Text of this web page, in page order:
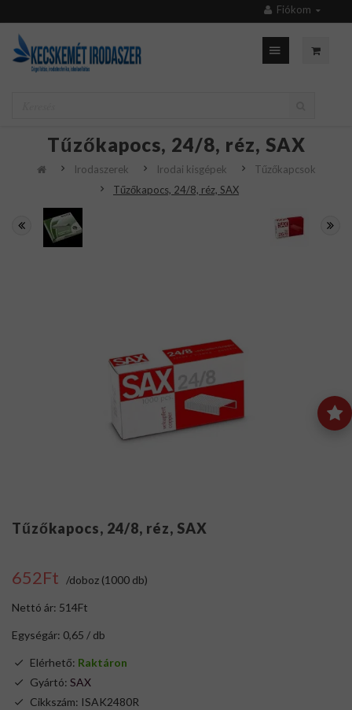
Fiókom
Tűzőkapocs, 24/8, réz, SAX
Irodaszerek Irodai kisgépek
Tűzőkapcsok
Tűzőkapocs, 24/8, réz, SAX
Tűzőkapocs, 24/8, réz, SAX
652Ft /doboz (1000 db)
Nettó ár: 514Ft
Egységár: 0,65 / db
Elérhető: Raktáron
Gyártó: SAX
Cikkszám: ISAK2480R